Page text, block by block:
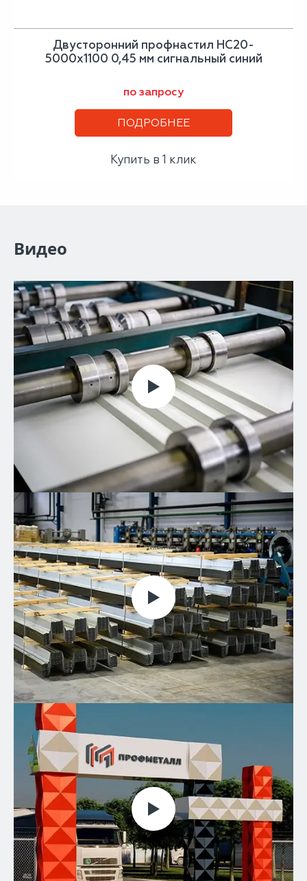
Двусторонний профнастил НС20-
5000х1100 0,45 мм сигнальный синий
по запросу
ПОДРОБНЕЕ
Купить в 1 клик
Видео